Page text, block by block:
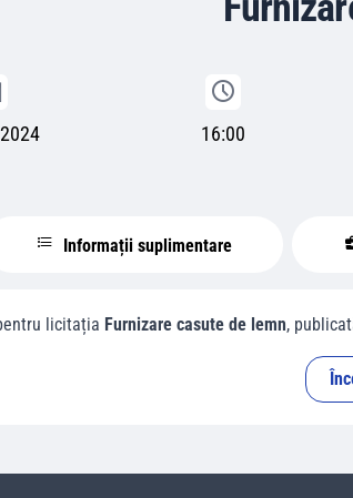
16:00
Informații suplimentare
licitația Furnizare casute de lemn,